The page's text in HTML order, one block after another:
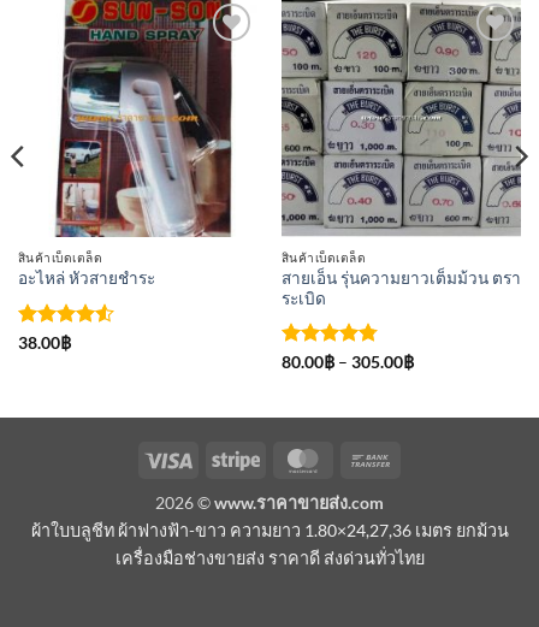
รายการ
ที่
ติดตาม
สินค้าเบ็ดเตล็ด
อะไหล่ หัวสายชำระ
ให้คะแนน
38.00฿
เพิ่มเข้า
ใน
รายการ
ที่
ติดตาม
สินค้าเบ็ดเตล็ด
สายเอ็น รุ่นความยาวเต็มม้วน ตรา
ระเบิด
ให้คะแนน
คะแนน
80.00฿ – 305.00฿Price
305.00฿
Visa Stripe MasterCard
2026 ©www.ราคาขายส่ง.com
ผ้าใบบลูชีท ผ้าฟางฟ้า-ขาว ความยาว 1.80×24,27,36 เมตร ยกม้วน
เครื่องมือช่างขายส่ง ราคาดี ส่งด่วนทั่วไทย